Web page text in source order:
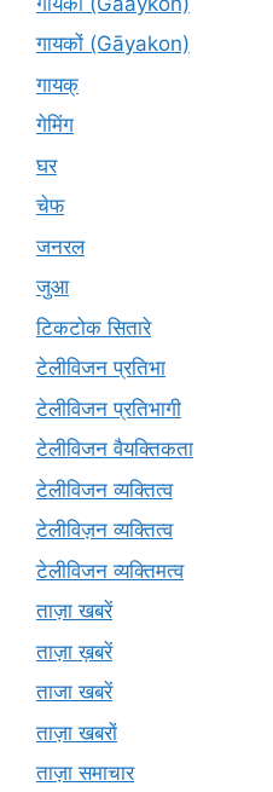
गायकों (Gāyakon)
गायक्
गेमिंग
घर
चेफ
जनरल
जुआ
टिकटोक सितारे
टेलीविजन प्रतिभा
टेलीविजन प्रतिभागी
टेलीविजन वैयक्तिकता
टेलीविजन व्यक्तित्व
टेलीविज़न व्यक्तित्व
टेलीविजन व्यक्तिमत्व
ताज़ा खबरें
ताज़ा ख़बरें
ताजा खबरें
ताज़ा खबरों
ताज़ा समाचार